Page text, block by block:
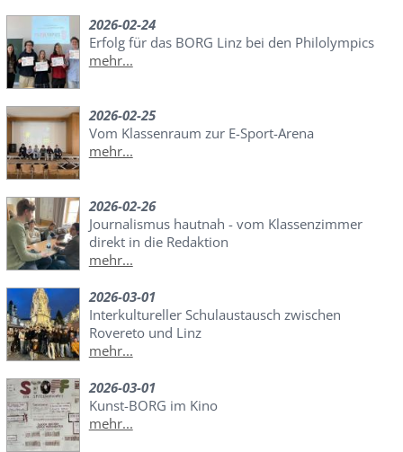
2026-02-24
Erfolg für das BORG Linz bei den Philolympics
mehr...
2026-02-25
Vom Klassenraum zur E-Sport-Arena
mehr...
2026-02-26
Journalismus hautnah - vom Klassenzimmer
direkt in die Redaktion
mehr...
2026-03-01
Interkultureller Schulaustausch zwischen
Rovereto und Linz
mehr...
2026-03-01
Kunst-BORG im Kino
mehr...